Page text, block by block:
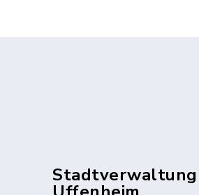
Stadtverwaltung